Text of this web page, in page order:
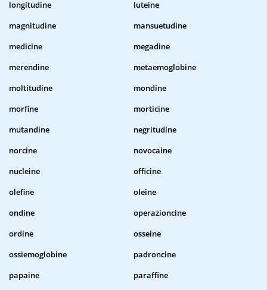
longitudine
luteine
magnitudine
mansuetudine
medicine
megadine
merendine
metaemoglobine
moltitudine
mondine
morfine
morticine
mutandine
negritudine
norcine
novocaine
nucleine
officine
olefine
oleine
ondine
operazioncine
ordine
osseine
ossiemoglobine
padroncine
papaine
paraffine